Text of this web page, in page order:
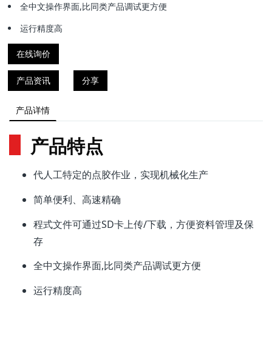
全中文操作界面,比同类产品调试更方便
运行精度高
在线询价
产品资讯 分享
产品详情
产品特点
代人工特定的点胶作业，实现机械化生产
简单便利、高速精确
程式文件可通过SD卡上传/下载，方便资料管理及保
存
全中文操作界面,比同类产品调试更方便
运行精度高